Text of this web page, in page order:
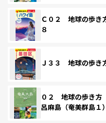
Ｃ０２ 地球の歩き
８
Ｊ３３ 地球の歩
０２ 地球の歩き
呂麻島（奄美群島